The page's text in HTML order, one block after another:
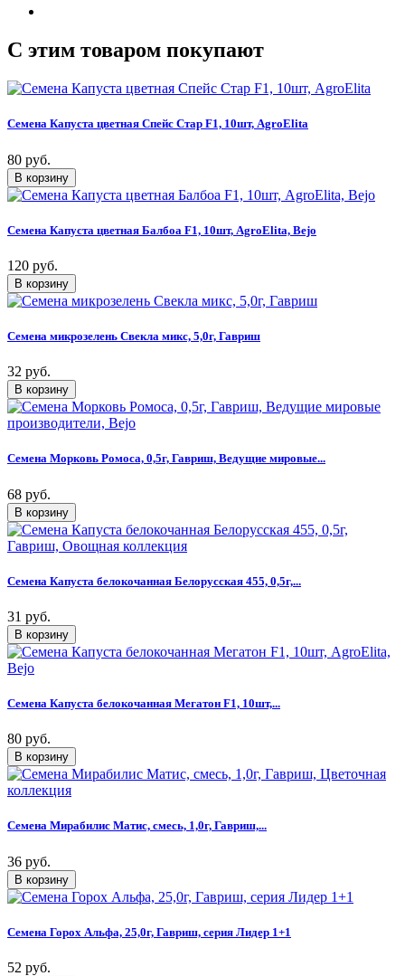
C этим товаром покупают
Семена Капуста цветная Спейс Стар F1, 10шт, AgroElita
80 руб.
Семена Капуста цветная Балбоа F1, 10шт, AgroElita, Bejo
120 руб.
Семена микрозелень Свекла микс, 5,0г, Гавриш
32 руб.
Семена Морковь Ромоса, 0,5г, Гавриш, Ведущие мировые...
68 руб.
Семена Капуста белокочанная Белорусская 455, 0,5г,...
31 руб.
Семена Капуста белокочанная Мегатон F1, 10шт,...
80 руб.
Семена Мирабилис Матис, смесь, 1,0г, Гавриш,...
36 руб.
Семена Горох Альфа, 25,0г, Гавриш, серия Лидер 1+1
52 руб.